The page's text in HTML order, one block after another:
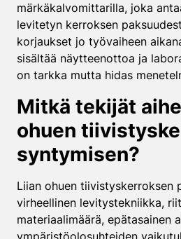
märkäkalvomittarilla, joka
levitetyn kerroksen
korjaukset jo työvaiheen
sisältää näytteenottoa ja
on tarkka mutta hidas
Mitkä tekijät
ohuen
syntymisen?
Liian ohuen tiivistyskerroksen
virheellinen levitystekniikka,
materiaalimäärä, epätasainen
ympäristöolosuhteiden